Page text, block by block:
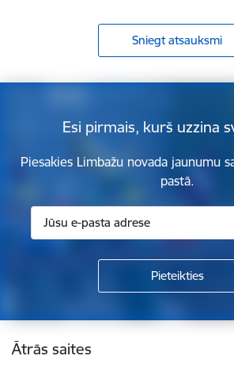
Sniegt atsauksmi
Esi pirmais, kurš uzzina
Piesakies Limbažu novada jaunumu
pastā.
Kājene
Ātrās saites